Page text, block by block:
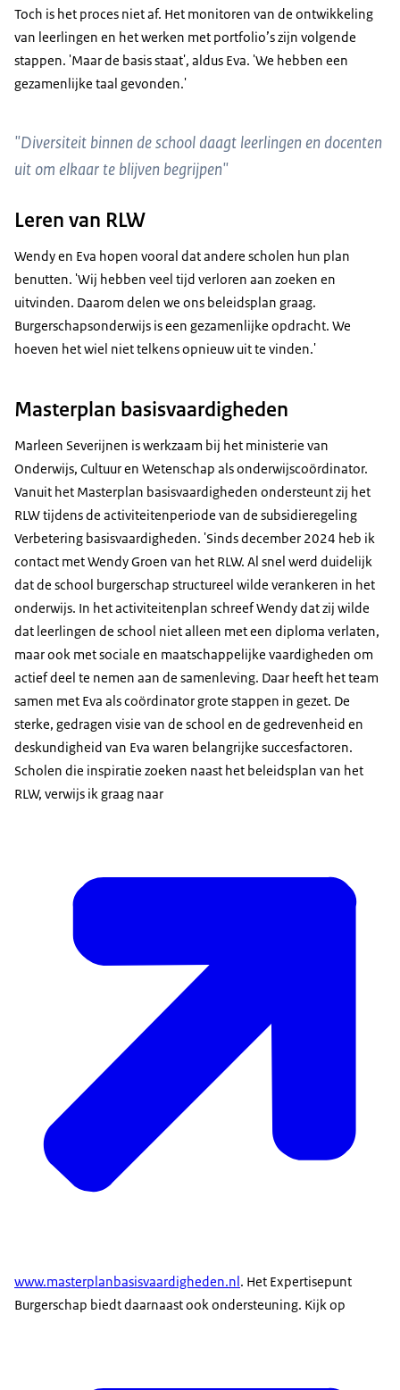
Toch is het proces niet af. Het monitoren van de ontwikkeling
van leerlingen en het werken met portfolio’s zijn volgende
stappen. 'Maar de basis staat', aldus Eva. 'We hebben een
gezamenlijke taal gevonden.'
"Diversiteit binnen de school daagt leerlingen en docenten
uit om elkaar te blijven begrijpen"
Leren van RLW
Wendy en Eva hopen vooral dat andere scholen hun plan
benutten. 'Wij hebben veel tijd verloren aan zoeken en
uitvinden. Daarom delen we ons beleidsplan graag.
Burgerschapsonderwijs is een gezamenlijke opdracht. We
hoeven het wiel niet telkens opnieuw uit te vinden.'
Masterplan basisvaardigheden
Marleen Severijnen is werkzaam bij het ministerie van
Onderwijs, Cultuur en Wetenschap als onderwijscoördinator.
Vanuit het Masterplan basisvaardigheden ondersteunt zij het
RLW tijdens de activiteitenperiode van de subsidieregeling
Verbetering basisvaardigheden. 'Sinds december 2024 heb ik
contact met Wendy Groen van het RLW. Al snel werd duidelijk
dat de school burgerschap structureel wilde verankeren in het
onderwijs. In het activiteitenplan schreef Wendy dat zij wilde
dat leerlingen de school niet alleen met een diploma verlaten,
maar ook met sociale en maatschappelijke vaardigheden om
actief deel te nemen aan de samenleving. Daar heeft het team
samen met Eva als coördinator grote stappen in gezet. De
sterke, gedragen visie van de school en de gedrevenheid en
deskundigheid van Eva waren belangrijke succesfactoren.
Scholen die inspiratie zoeken naast het beleidsplan van het
RLW, verwijs ik graag naar
www.masterplanbasisvaardigheden.nl. Het Expertisepunt
Burgerschap biedt daarnaast ook ondersteuning. Kijk op